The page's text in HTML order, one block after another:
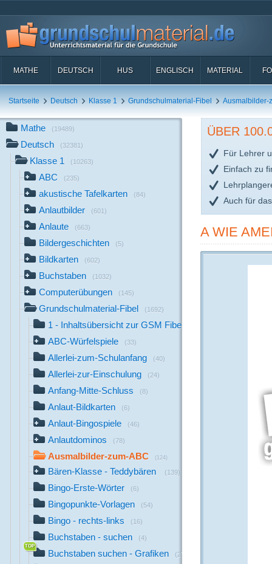
MATHE DEUTSCH HUS ENGLISCH MATERIAL
Startseite Deutsch Klasse 1 Grundschulmaterial-Fibel Ausmalbilder-
Mathe (19489)
Deutsch (32381)
Klasse 1 (10263)
ABC (235)
akustische Tafelkarten (84)
Anlautbilder (601)
Anlaute (663)
Bildergeschichten (5)
Bildkarten (602)
Buchstaben (1032)
Computerübungen (145)
Grundschulmaterial-Fibel (1692)
1 - Inhaltsübersicht zur GSM Fibel
ABC-Würfelspiele (33)
Allerlei-zum-Schulanfang (40)
Allerlei-zur-Einschulung (24)
Anfang-Mitte-Schluss (8)
Anlaut-Bildkarten (6)
Anlaut-Bingospiele (46)
Anlautdominos (78)
Ausmalbilder-zum-ABC (124)
Bären-Klasse - Teddybären (139)
Bingo-Erste-Wörter (6)
Bingopunkte-Vorlagen (54)
Bingo - rechts-links (16)
Buchstaben - suchen (4)
Buchstaben suchen - Grafiken (27)
ÜBER
Für Lehrer
Einfach zu
Auch für
A WIE